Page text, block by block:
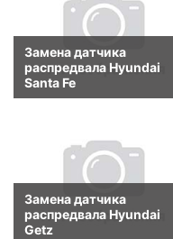
Замена датчика
распредвала Hyundai
Santa Fe
Замена датчика
распредвала Hyundai
Getz